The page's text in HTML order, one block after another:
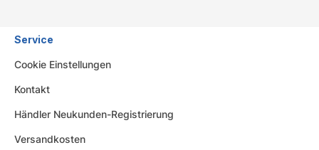
Service
Cookie Einstellungen
Kontakt
Händler Neukunden-Registrierung
Versandkosten